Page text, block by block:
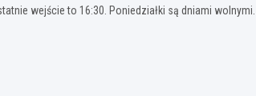
wejście to 16:30. Poniedziałki są dniami